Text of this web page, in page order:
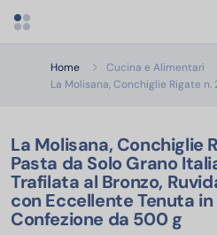
Apri menu categorie
Home
Cucina e Alimentari
La Molisana, Conchiglie Rigate n.
La Molisana, Conchiglie
Pasta da Solo Grano
Trafilata al Bronzo,
con Eccellente Tenuta
Confezione da 500 g